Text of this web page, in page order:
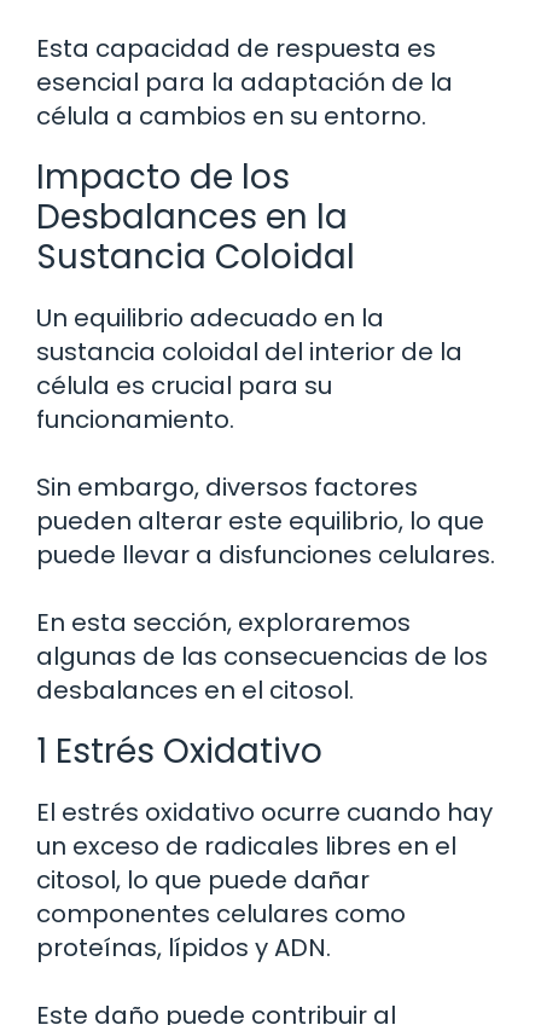
Esta capacidad de respuesta es
esencial para la adaptación de la
célula a cambios en su entorno.
Impacto de los
Desbalances en la
Sustancia Coloidal
Un equilibrio adecuado en la
sustancia coloidal del interior de la
célula es crucial para su
funcionamiento.
Sin embargo, diversos factores
pueden alterar este equilibrio, lo que
puede llevar a disfunciones celulares.
En esta sección, exploraremos
algunas de las consecuencias de los
desbalances en el citosol.
1 Estrés Oxidativo
El estrés oxidativo ocurre cuando hay
un exceso de radicales libres en el
citosol, lo que puede dañar
componentes celulares como
proteínas, lípidos y ADN.
Este daño puede contribuir al